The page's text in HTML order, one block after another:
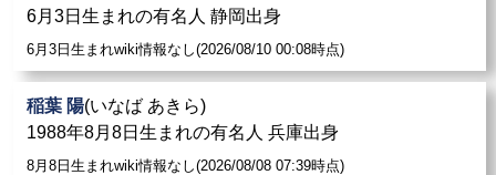
6月3日生まれの有名人 静岡出身
6月3日生まれwiki情報なし(2026/08/10 00:08時点)
稲葉 陽(いなば あきら)
1988年8月8日生まれの有名人 兵庫出身
8月8日生まれwiki情報なし(2026/08/08 07:39時点)